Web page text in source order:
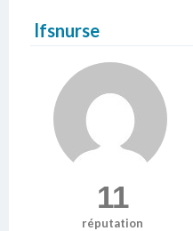
lfsnurse
11
réputation